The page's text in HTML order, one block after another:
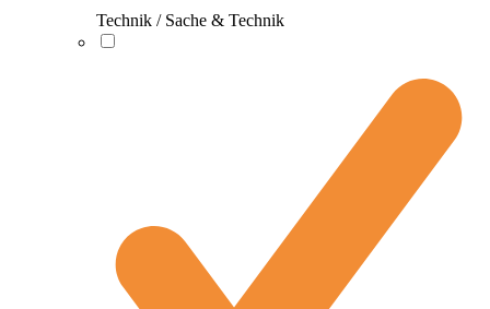
Technik / Sache & Technik